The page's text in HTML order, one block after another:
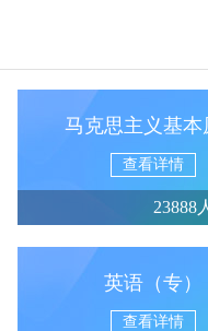
马克思主义基本
查看详情
23888
英语（专）
查看详情